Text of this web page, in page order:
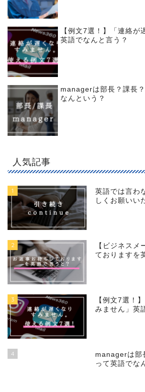
【例文7選！】「連絡が
英語でなんと言う？
managerは部長？課長
なんという？
人気記事
1
英語では言わ
しくお願いい
2
【ビジネスメ
ておりますを
3
【例文7選！
みません」英
4
managerは部
って英語でな